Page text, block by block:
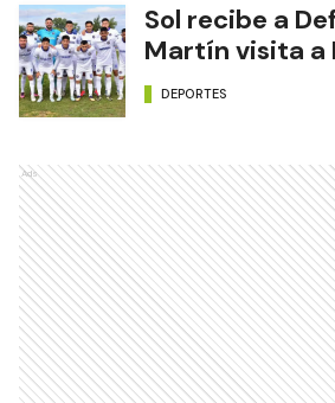
Sol recibe a
Martín visita a
DEPORTES
Ads